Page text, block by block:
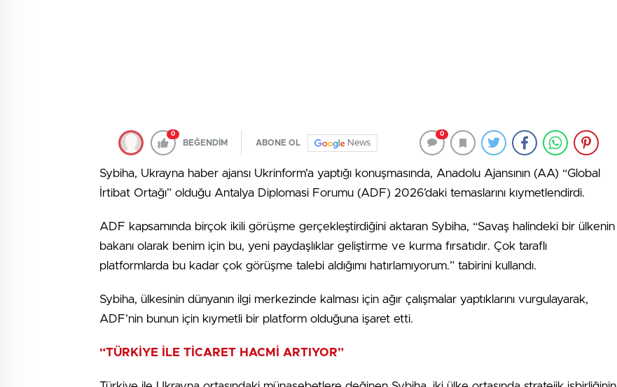
0
BEĞENDİM ABONE OL News
0
Sybiha, Ukrayna haber ajansı Ukrinform’a yaptığı konuşmasında, Anadolu Ajansının (AA) “Global
İrtibat Ortağı” olduğu Antalya Diplomasi Forumu (ADF) 2026’daki temaslarını kıymetlendirdi.
ADF kapsamında birçok ikili görüşme gerçekleştirdiğini aktaran Sybiha, “Savaş halindeki bir ülkenin
bakanı olarak benim için bu, yeni paydaşlıklar geliştirme ve kurma fırsatıdır. Çok taraflı
platformlarda bu kadar çok görüşme talebi aldığımı hatırlamıyorum.” tabirini kullandı.
Sybiha, ülkesinin dünyanın ilgi merkezinde kalması için ağır çalışmalar yaptıklarını vurgulayarak,
ADF’nin bunun için kıymetli bir platform olduğuna işaret etti.
“TÜRKİYE İLE TİCARET HACMİ ARTIYOR”